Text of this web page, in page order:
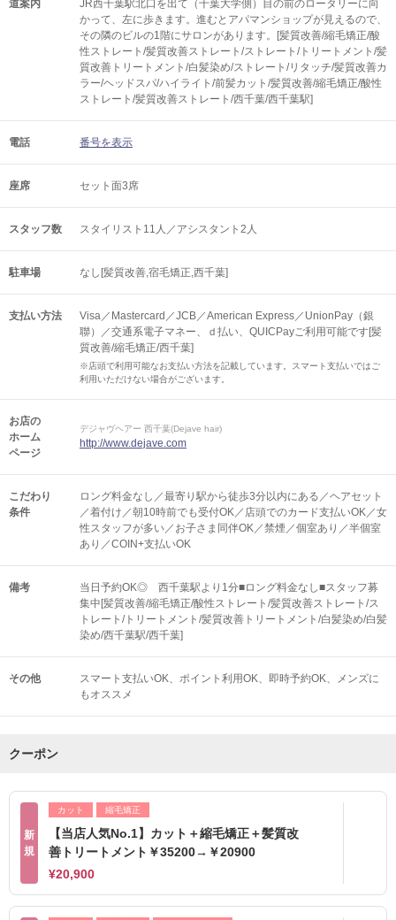
道案内
JR西千葉駅北口を出て（千葉大学側）目の前のロータリーに向
かって、左に歩きます。進むとアパマンショップが見えるので、
その隣のビルの1階にサロンがあります。[髪質改善/縮毛矯正/酸
性ストレート/髪質改善ストレート/ストレート/トリートメント/髪
質改善トリートメント/白髪染め/ストレート/リタッチ/髪質改善カ
ラー/ヘッドスパ/ハイライト/前髪カット/髪質改善/縮毛矯正/酸性
ストレート/髪質改善ストレート/西千葉/西千葉駅]
電話 番号を表示
座席 セット面3席
スタッフ数 スタイリスト11人／アシスタント2人
駐車場 なし[髪質改善,宿毛矯正,西千葉]
支払い方法
Visa／Mastercard／JCB／American Express／UnionPay（銀
聯）／交通系電子マネー、ｄ払い、QUICPayご利用可能です[髪
質改善/縮毛矯正/西千葉]
※店頭で利用可能なお支払い方法を記載しています。スマート支払いではご
利用いただけない場合がございます。
お店の
ホーム
ページ
デジャヴヘアー 西千葉(Dejave hair)
http://www.dejave.com
こだわり
条件
ロング料金なし／最寄り駅から徒歩3分以内にある／ヘアセット
／着付け／朝10時前でも受付OK／店頭でのカード支払いOK／女
性スタッフが多い／お子さま同伴OK／禁煙／個室あり／半個室
あり／COIN+支払いOK
備考
当日予約OK◎ 西千葉駅より1分■ロング料金なし■スタッフ募
集中[髪質改善/縮毛矯正/酸性ストレート/髪質改善ストレート/ス
トレート/トリートメント/髪質改善トリートメント/白髪染め/白髪
染め/西千葉駅/西千葉]
その他 スマート支払いOK ポイント利用OK 即時予約OK
メンズに
もオススメ
クーポン
新
規
カット 縮毛矯正
【当店人気No.1】カット＋縮毛矯正＋髪質改
善トリートメント￥35200→￥20900
¥20,900